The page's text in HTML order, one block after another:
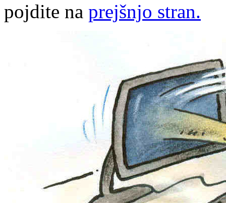
pojdite na prejšnjo stran.